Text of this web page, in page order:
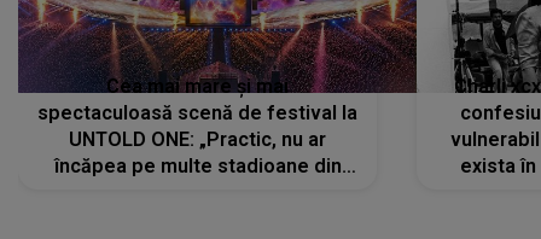
Cea mai mare și mai
spectaculoasă scenă de festival la
UNTOLD ONE: „Practic, nu ar
încăpea pe multe stadioane din
Charli
exista